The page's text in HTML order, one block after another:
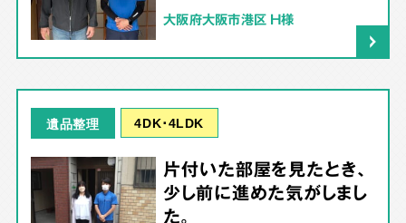
大阪府大阪市港区 H様
遺品整理 4DK･4LDK
片付いた部屋を見たとき、
少し前に進めた気がしまし
た。